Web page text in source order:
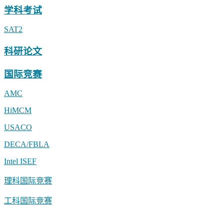
学科考试
SAT2
科研论文
国际竞赛
AMC
HiMCM
USACO
DECA/FBLA
Intel ISEF
理科国际竞赛
工科国际竞赛